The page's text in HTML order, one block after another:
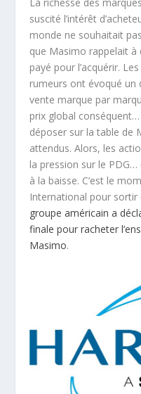
suscité l’intérêt
monde ne souhaitait
que Masimo rappelait à
payé pour l’acquérir.
rumeurs ont évoqué un
vente marque par
prix global
déposer sur la table de
attendus. Alors, les
la pression sur le
à la baisse. C’est le
International pour sortir
groupe américain a
finale pour racheter
Masimo.